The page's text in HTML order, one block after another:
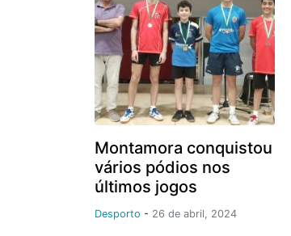
Montamora conquistou
vários pódios nos
últimos jogos
Desporto - 26 de abril, 2024